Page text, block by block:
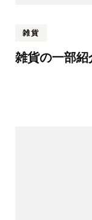
雑貨
雑貨の一部紹